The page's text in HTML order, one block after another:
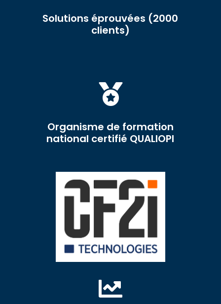
Solutions éprouvées (2000
clients)

Organisme de formation
national certifié QUALIOPI
